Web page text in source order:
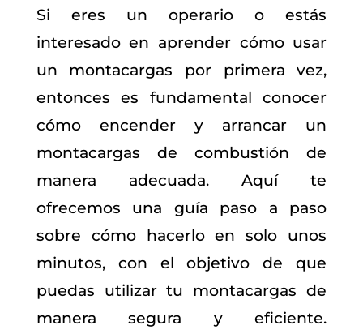
Si eres un operario o estás
interesado en aprender cómo usar
un montacargas por primera vez,
entonces es fundamental conocer
cómo encender y arrancar un
montacargas de combustión de
manera adecuada. Aquí te
ofrecemos una guía paso a paso
sobre cómo hacerlo en solo unos
minutos, con el objetivo de que
puedas utilizar tu montacargas de
manera segura y eficiente.